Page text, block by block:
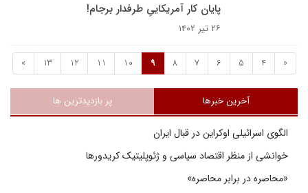
پایان کار آمریکاییِ طرفدار برجام!
۲۶ تیر ۱۴۰۲
«
4
5
6
7
8
9
10
11
12
13
»
آخرین خبرها پر بازدیدترین ها
الگوی اسرائیلی اوکراین در قبال ایران
خوانشی از منظر اقتصاد سیاسی و ژئوپلیتیک کریدورها
«محاصره در برابر محاصره»